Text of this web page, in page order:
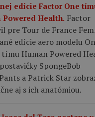
edície Factor One
Powered Health. Factor
pre Tour de France
edície aero modelu
tímu Human Powered
SpongeBob
a Patrick Star
aj s ich anatómiou.